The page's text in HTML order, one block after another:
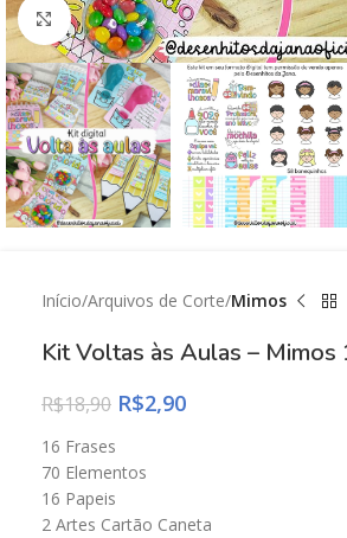
Click to enlarge
Início Arquivos de Corte Mimos
Kit Voltas às Aulas – Mimos
R$18,90 R$2,90
16 Frases
70 Elementos
16 Papeis
2 Artes Cartão Caneta